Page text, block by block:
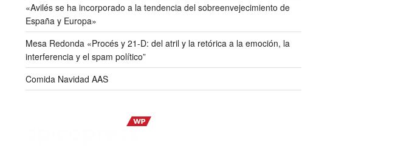
«Avilés se ha incorporado a la tendencia del sobreenvejecimiento de
España y Europa»
Mesa Redonda «Procés y 21-D: del atril y la retórica a la emoción, la
interferencia y el spam político”
Comida Navidad AAS